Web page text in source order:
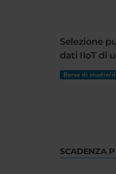
Selezione
dati IIoT di
Borse di studio/
SCADENZA